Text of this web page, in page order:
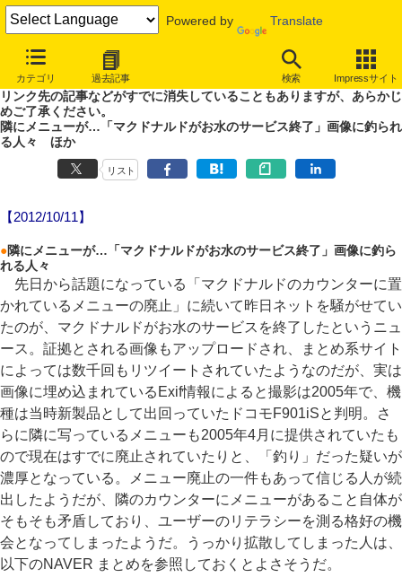
Powered by Translate
カテゴリ 過去記事 検索 Impressサイト
やじうまWatch
噂あり、未確認情報ありのやじうまWatch。
リンク先の記事などがすでに消失していることもありますが、あらかじ
めご了承ください。
隣にメニューが…「マクドナルドがお水のサービス終了」画像に釣られ
る人々 ほか
リスト
【2012/10/11】
●隣にメニューが…「マクドナルドがお水のサービス終了」画像に釣ら
れる人々
先日から話題になっている「マクドナルドのカウンターに置
かれているメニューの廃止」に続いて昨日ネットを騒がせてい
たのが、マクドナルドがお水のサービスを終了したというニュ
ース。証拠とされる画像もアップロードされ、まとめ系サイト
によっては数千回もリツイートされていたようなのだが、実は
画像に埋め込まれているExif情報によると撮影は2005年で、機
種は当時新製品として出回っていたドコモF901iSと判明。さ
らに隣に写っているメニューも2005年4月に提供されていたも
ので現在はすでに廃止されていたりと、「釣り」だった疑いが
濃厚となっている。メニュー廃止の一件もあって信じる人が続
出したようだが、隣のカウンターにメニューがあること自体が
そもそも矛盾しており、ユーザーのリテラシーを測る格好の機
会となってしまったようだ。うっかり拡散してしまった人は、
以下のNAVER まとめを参照しておくとよさそうだ。